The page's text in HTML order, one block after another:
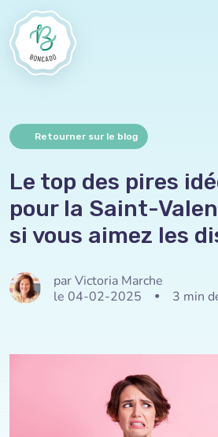
Retourner sur le blog
Le top des pires
pour la Saint-
si vous aimez les
par Victoria Marche
le 04-02-2025
• 3 min